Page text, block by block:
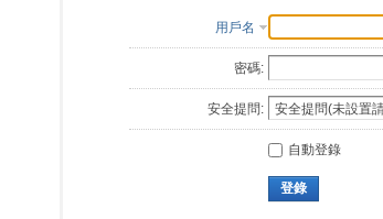
用戶名
密碼:
安全提問:
自動登錄
登錄